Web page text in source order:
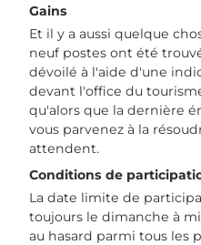
Gains
Et il y a aussi quelque
neuf postes ont été
dévoilé à l'aide d'une
devant l'office du
qu'alors que la dernière
vous parvenez à la
attendent.
Conditions de
La date limite de
toujours le dimanche à
au hasard parmi tous les